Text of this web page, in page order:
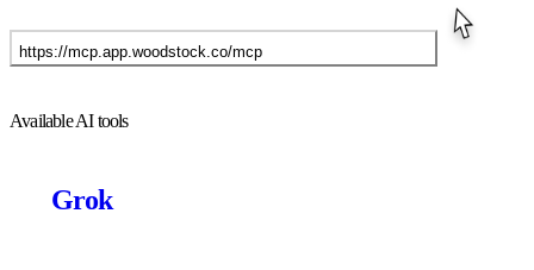
https://mcp.app.woodstock.co/mcp
セットアップの仕方を確認する